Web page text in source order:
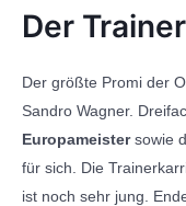
Der
Der größte Promi der
Sandro Wagner.
Europameistersowie
für sich. Die
ist noch sehr jung.